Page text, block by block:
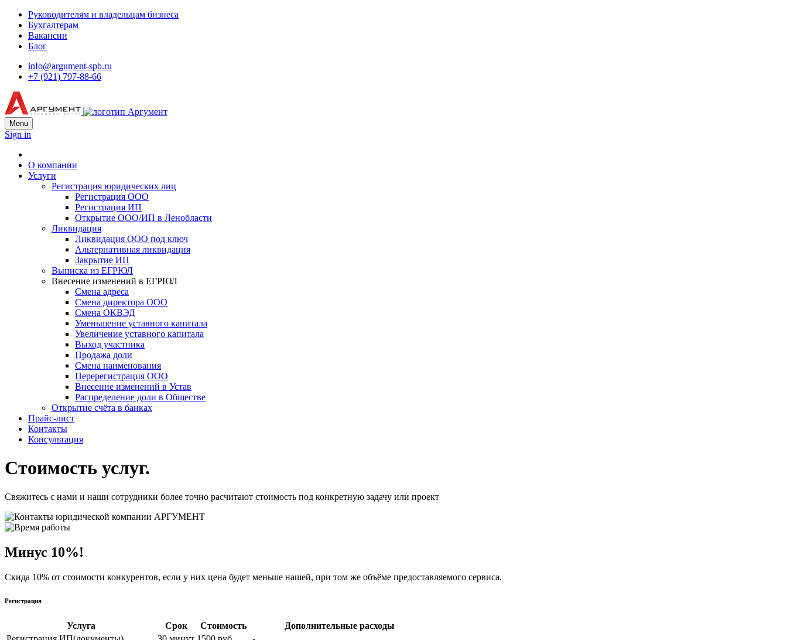
Руководителям и владельцам бизнеса
Бухгалтерам
Вакансии
Блог
info@argument-spb.ru
+7 (921) 797-88-66
Menu
Sign in
О компании
Услуги
Регистрация юридических лиц
Регистрация ООО
Регистрация ИП
Открытие ООО/ИП в Ленобласти
Ликвидация
Ликвидация ООО под ключ
Альтернативная ликвидация
Закрытие ИП
Выписка из ЕГРЮЛ
Внесение изменений в ЕГРЮЛ
Смена адреса
Смена директора ООО
Смена ОКВЭД
Уменьшение уставного капитала
Увеличение уставного капитала
Выход участника
Продажа доли
Смена наименования
Перерегистрация ООО
Внесение изменений в Устав
Распределение доли в Обществе
Открытие счёта в банках
Прайс-лист
Контакты
Консультация
Стоимость услуг.
Свяжитесь с нами и наши сотрудники более точно расчитают стоимость под конкретную задачу или проект
Минус 10%!
Скида 10% от стоимости конкурентов, если у них цена будет меньше нашей, при том же объёме предоставляемого сервиса.
Регистрация
Услуга Срок Стоимость
Дополнительные расходы